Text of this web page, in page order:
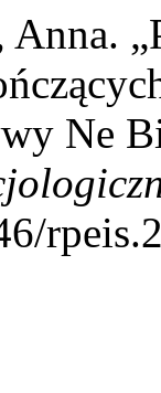
Anna.
Ne